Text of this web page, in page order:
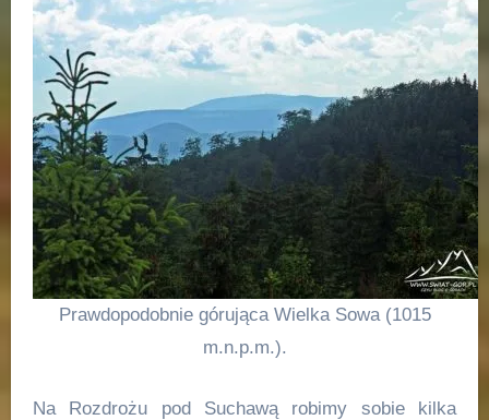
Prawdopodobnie górująca Wielka Sowa (1015
m.n.p.m.).
Na Rozdrożu pod Suchawą robimy sobie kilka